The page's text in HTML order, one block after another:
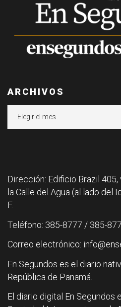
ARCHIVOS
Dirección: Edificio Brazil
la Calle del Agua (al lado del
F.
Teléfono: 385-8777 / 385-
Correo electrónico:
En Segundos es el diario
República de Panamá.
El diario digital En Segundos